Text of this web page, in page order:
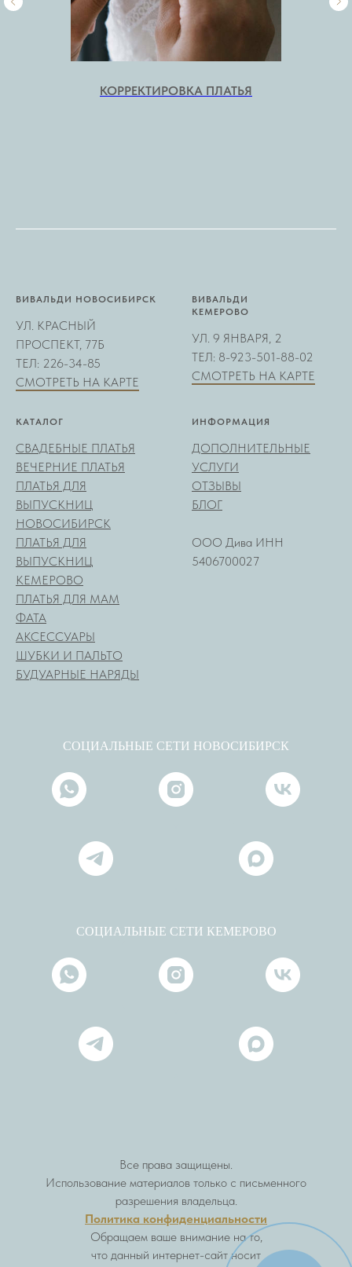
КОРРЕКТИРОВКА ПЛАТЬЯ
ВИВАЛЬДИ НОВОСИБИРСК
УЛ. КРАСНЫЙ
ПРОСПЕКТ, 77Б
ТЕЛ: 226-34-85
СМОТРЕТЬ НА КАРТЕ
ВИВАЛЬДИ
КЕМЕРОВО
УЛ. 9 ЯНВАРЯ, 2
ТЕЛ: 8-923-501-88-02
СМОТРЕТЬ НА КАРТЕ
КАТАЛОГ
СВАДЕБНЫЕ ПЛАТЬЯ
ВЕЧЕРНИЕ ПЛАТЬЯ
ПЛАТЬЯ ДЛЯ
ВЫПУСКНИЦ
НОВОСИБИРСК
ПЛАТЬЯ ДЛЯ
ВЫПУСКНИЦ
КЕМЕРОВО
ПЛАТЬЯ ДЛЯ МАМ
ФАТА
АКСЕССУАРЫ
ШУБКИ И ПАЛЬТО
БУДУАРНЫЕ НАРЯДЫ
ИНФОРМАЦИЯ
ДОПОЛНИТЕЛЬНЫЕ
УСЛУГИ
ОТЗЫВЫ
БЛОГ
ООО Дива ИНН
5406700027
СОЦИАЛЬНЫЕ СЕТИ НОВОСИБИРСК
СОЦИАЛЬНЫЕ СЕТИ КЕМЕРОВО
Все права защищены.
Использование материалов только с письменного
разрешения владельца.
Политика конфиденциальности
Обращаем ваше внимание на то,
что данный интернет-сайт носит